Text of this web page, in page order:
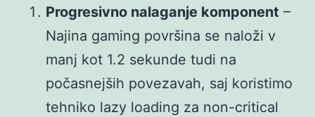
Progresivno nalaganje komponent –
Najina gaming površina se naloži v
manj kot 1.2 sekunde tudi na
počasnejših povezavah, saj koristimo
tehniko lazy loading za non-critical